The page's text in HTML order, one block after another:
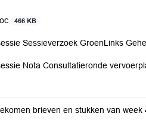
466 KB
Sessieverzoek GroenLinks
Nota Consultatieronde
brieven en stukken van week